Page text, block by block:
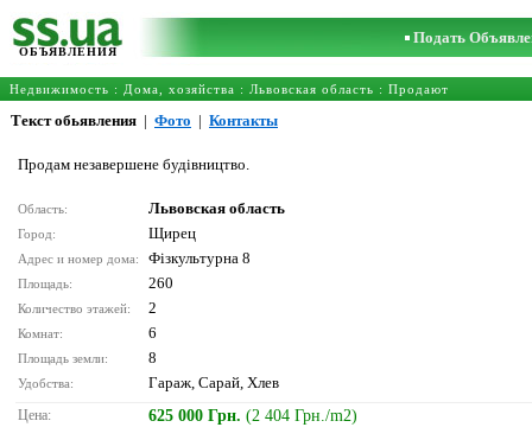
ОБЪЯВЛЕНИЯ
Подать
Недвижимость : Дома, хозяйства : Львовская область : Продают
Текст обьявления | Фото | Контакты
Продам незавершене будівництво.
Область: Львовская область
Город: Щирец
Адрес и номер дома: Фізкультурна 8
Площадь: 260
Количество этажей: 2
Комнат: 6
Площадь земли: 8
Удобства: Гараж, Сарай, Хлев
Цена: 625 000 Грн. (2 404 Грн./m2)